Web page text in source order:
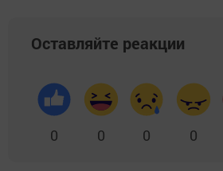
Оставляйте реакции
0 0 0 0